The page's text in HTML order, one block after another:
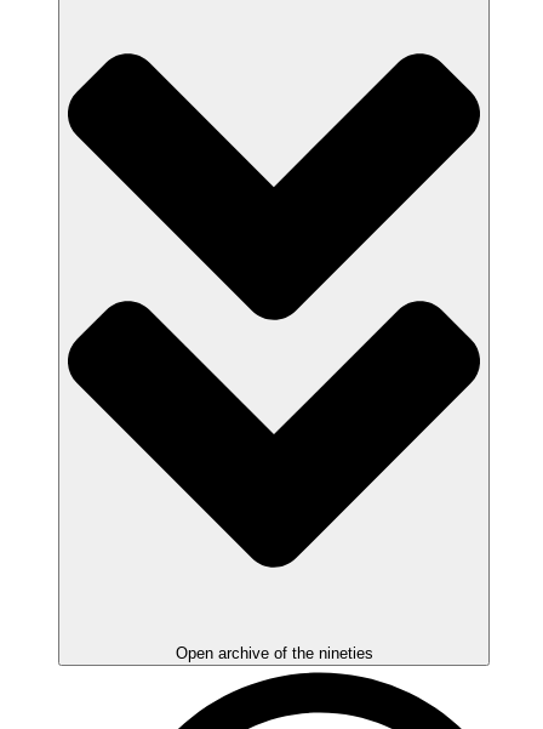
Open archive of the nineties